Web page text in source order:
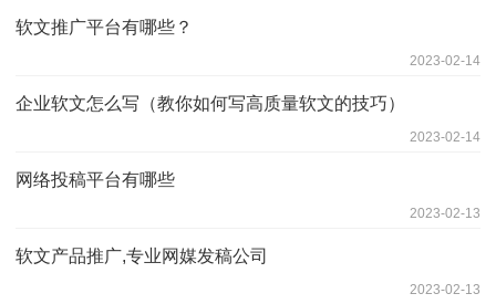
软文推广平台有哪些？
2023-02-14
企业软文怎么写（教你如何写高质量软文的技巧）
2023-02-14
网络投稿平台有哪些
2023-02-13
软文产品推广,专业网媒发稿公司
2023-02-13